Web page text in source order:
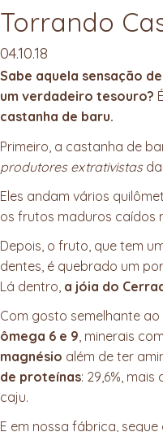
Torrando
04.10.18
Sabe aquela sensação
um verdadeiro tesouro?
castanha de baru.
Primeiro, a castanha de
produtores extrativistas da
Eles andam vários
os frutos maduros caídos
Depois, o fruto, que tem
dentes, é quebrado um
Lá dentro, a jóia do
Com gosto semelhante
ômega 6 e 9, minerais
magnésio além de ter
de proteínas: 29,6%,
caju.
E em nossa fábrica, segue